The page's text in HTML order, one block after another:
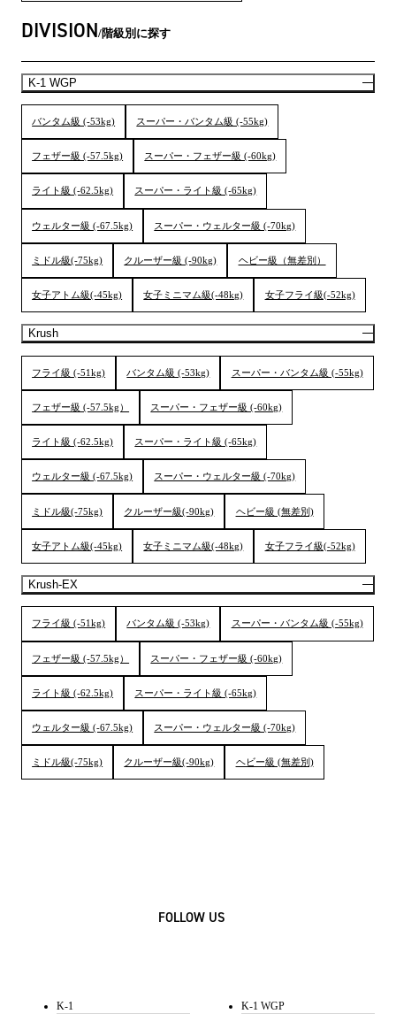
DIVISION 階級別に探す
K-1 WGP
バンタム級 (-53kg) スーパー・バンタム級 (-55kg)
フェザー級 (-57.5kg) スーパー・フェザー級 (-60kg)
ライト級 (-62.5kg) スーパー・ライト級 (-65kg)
ウェルター級 (-67.5kg) スーパー・ウェルター級 (-70kg)
ミドル級(-75kg) クルーザー級 (-90kg) ヘビー級（無差別）
女子アトム級(-45kg) 女子ミニマム級(-48kg) 女子フライ級(-52kg)
Krush
フライ級 (-51kg) バンタム級 (-53kg) スーパー・バンタム級 (-55kg)
フェザー級 (-57.5kg） スーパー・フェザー級 (-60kg)
ライト級 (-62.5kg) スーパー・ライト級 (-65kg)
ウェルター級 (-67.5kg) スーパー・ウェルター級 (-70kg)
ミドル級(-75kg) クルーザー級(-90kg) ヘビー級 (無差別)
女子アトム級(-45kg) 女子ミニマム級(-48kg) 女子フライ級(-52kg)
Krush-EX
フライ級 (-51kg) バンタム級 (-53kg) スーパー・バンタム級 (-55kg)
フェザー級 (-57.5kg） スーパー・フェザー級 (-60kg)
ライト級 (-62.5kg) スーパー・ライト級 (-65kg)
ウェルター級 (-67.5kg) スーパー・ウェルター級 (-70kg)
ミドル級(-75kg) クルーザー級(-90kg) ヘビー級 (無差別)
FOLLOW US
K-1 K-1 WGP